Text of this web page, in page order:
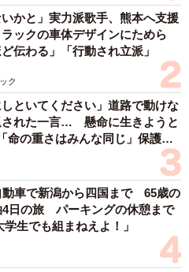
いかと」実力派歌手、熊本へ支援
ックの車体デザインにためら
伝わる」「行動され立派」
ク
しといてください」道路で動けな
された一言… 懸命に生きようと
の重さはみんな同じ」保護団
動車で新潟から四国まで 65歳の
4日の旅 パーキングの休憩まで
生でも組まねえよ！」